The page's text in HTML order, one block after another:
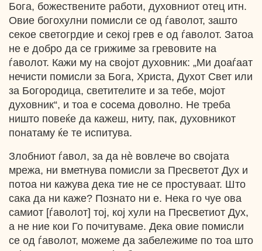
Бога, божествените работи, духовниот отец итн.
Овие богохулни помисли се од ѓаволот, зашто
секое светогрдие и секој грев е од ѓаволот. Затоа
не е добро да се грижиме за гревовите на
ѓаволот. Кажи му на својот духовник: „Ми доаѓаат
нечисти помисли за Бога, Христа, Духот Свет или
за Богородица, светителите и за тебе, мојот
духовник“, и тоа е сосема доволно. Не треба
ништо повеќе да кажеш, ниту, пак, духовникот
понатаму ќе те испитува.
Злобниот ѓавол, за да нѐ вовлече во својата
мрежа, ни вметнува помисли за Пресветот Дух и
потоа ни кажува дека тие нe се простуваат. Што
сака да ни каже? Познато ни е. Нека го чуе ова
самиот [ѓаволот] тој, кој хули на Пресветиот Дух,
а не ние кои Го почитуваме. Дека овие помисли
се од ѓаволот, можеме да забележиме по тоа што